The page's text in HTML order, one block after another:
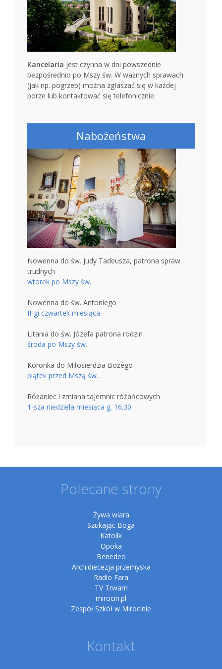
Kancelaria jest czynna w dni powszednie
bezpośrednio po Mszy św. W ważnych sprawach
(jak np. pogrzeb) można zgłaszać się w każdej
porze lub kontaktować się telefonicznie.
Nabożeństwa
Nowenna do św. Judy Tadeusza, patrona spraw
trudnych
wtorek po Mszy św.
Nowenna do św. Antoniego
II-gi czwartek miesiąca
Litania do św. Józefa patrona rodzin
środa po Mszy św.
Koronka do Miłosierdzia Bożego
piątek przed Mszą św.
Różaniec i zmiana tajemnic różańcowych
1-sza niedziela miesiąca g. 16.30
Polecane strony
Żywa wiara
Szukając Boga
Katolik
Opoka
Benedeo
Archidiecezja przemyska
Radio Fara
TV Trwam
mirocin.pl
Zespół Szkół w Mirocinie
Kontakt